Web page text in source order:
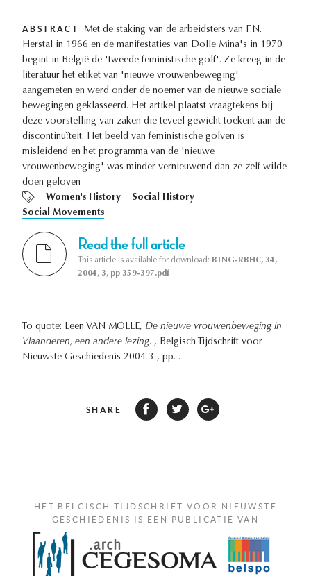
ABSTRACT
Met de staking van de arbeidsters van F.N.
Herstal in 1966 en de manifestaties van Dolle Mina's in 1970
begint in België de 'tweede feministische golf'. Ze kreeg in de
literatuur het etiket van 'nieuwe vrouwenbeweging'
aangemeten en werd onder de noemer van de nieuwe sociale
bewegingen geklasseerd. Het artikel plaatst vraagtekens bij
deze voorstelling van zaken die teveel gewicht toekent aan de
discontinuïteit. Het beeld van feministische golven is
misleidend en het programma van de 'nieuwe
vrouwenbeweging' was minder vernieuwend dan ze zelf wilde
doen geloven
Women's History
Social History
Social Movements
Read the full article
This article is available for download: BTNG-RBHC, 34,
2004, 3, pp 359-397.pdf
To quote: Leen VAN MOLLE, De nieuwe vrouwenbeweging in
Vlaanderen, een andere lezing. , Belgisch Tijdschrift voor
Nieuwste Geschiedenis 2004 3 , pp. .
SHARE
HET BELGISCH TIJDSCHRIFT VOOR NIEUWSTE
GESCHIEDENIS IS EEN PUBLICATIE VAN